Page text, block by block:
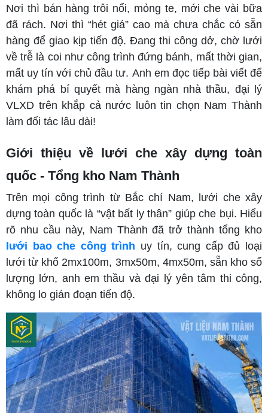
Nơi thì bán hàng trôi nổi, mỏng te, mới che vài bữa
đã rách. Nơi thì “hét giá” cao mà chưa chắc có sẵn
hàng để giao kịp tiến độ. Đang thi công dở, chờ lưới
về trễ là coi như công trình đứng bánh, mất thời gian,
mất uy tín với chủ đầu tư. Anh em đọc tiếp bài viết để
khám phá bí quyết mà hàng ngàn nhà thầu, đại lý
VLXD trên khắp cả nước luôn tin chọn Nam Thành
làm đối tác lâu dài!
Giới thiệu về lưới che xây dựng toàn
quốc - Tổng kho Nam Thành
Trên mọi công trình từ Bắc chí Nam, lưới che xây
dựng toàn quốc là “vật bất ly thân” giúp che bụi. Hiểu
rõ nhu cầu này, Nam Thành đã trở thành tổng kho
lưới bao che công trình uy tín, cung cấp đủ loại
lưới từ khổ 2mx100m, 3mx50m, 4mx50m, sẵn kho số
lượng lớn, anh em thầu và đại lý yên tâm thi công,
không lo gián đoạn tiến độ.